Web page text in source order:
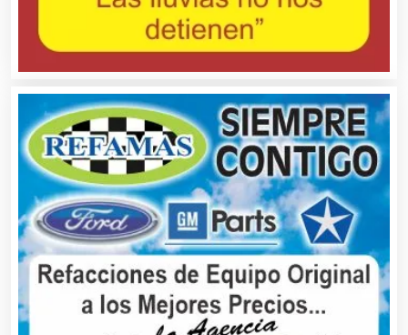
Alquiler de Equipos para Fiestas
Alquiler de Sillas y Mesas
Alquiler de Trajes de Etiqueta
Alta Costura